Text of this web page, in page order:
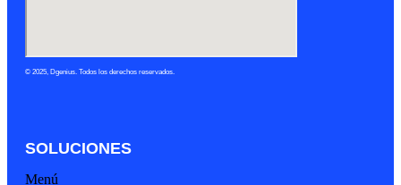
© 2025, Dgenius. Todos los derechos reservados.
SOLUCIONES
Menú